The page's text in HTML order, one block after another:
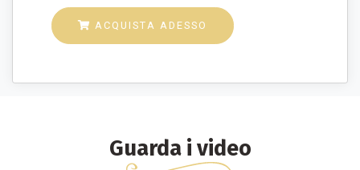
ACQUISTA ADESSO
Guarda i video